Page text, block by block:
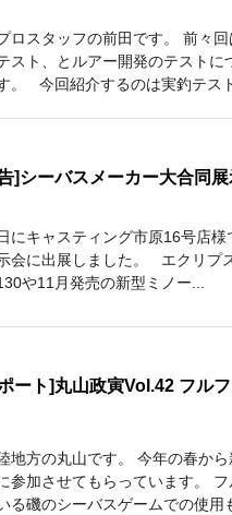
ロスタッフの前田です。 前々
スト、とルアー開発のテストに
。 今回紹介するのは実釣テスト
]シーバスメーカー大合同
にキャスティング市原16号店
会に出展しました。 エクリプ
や11月発売の新型ミノー...
ート]丸山政寅Vol.42 フル
地方の丸山です。 今年の春か
参加させてもらっています。
る磯のシーバスゲームでの使用